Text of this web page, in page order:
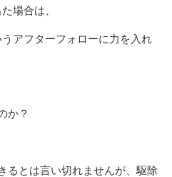
場合は、
アフターフォローに力を入れ
か？
るとは言い切れませんが、駆除